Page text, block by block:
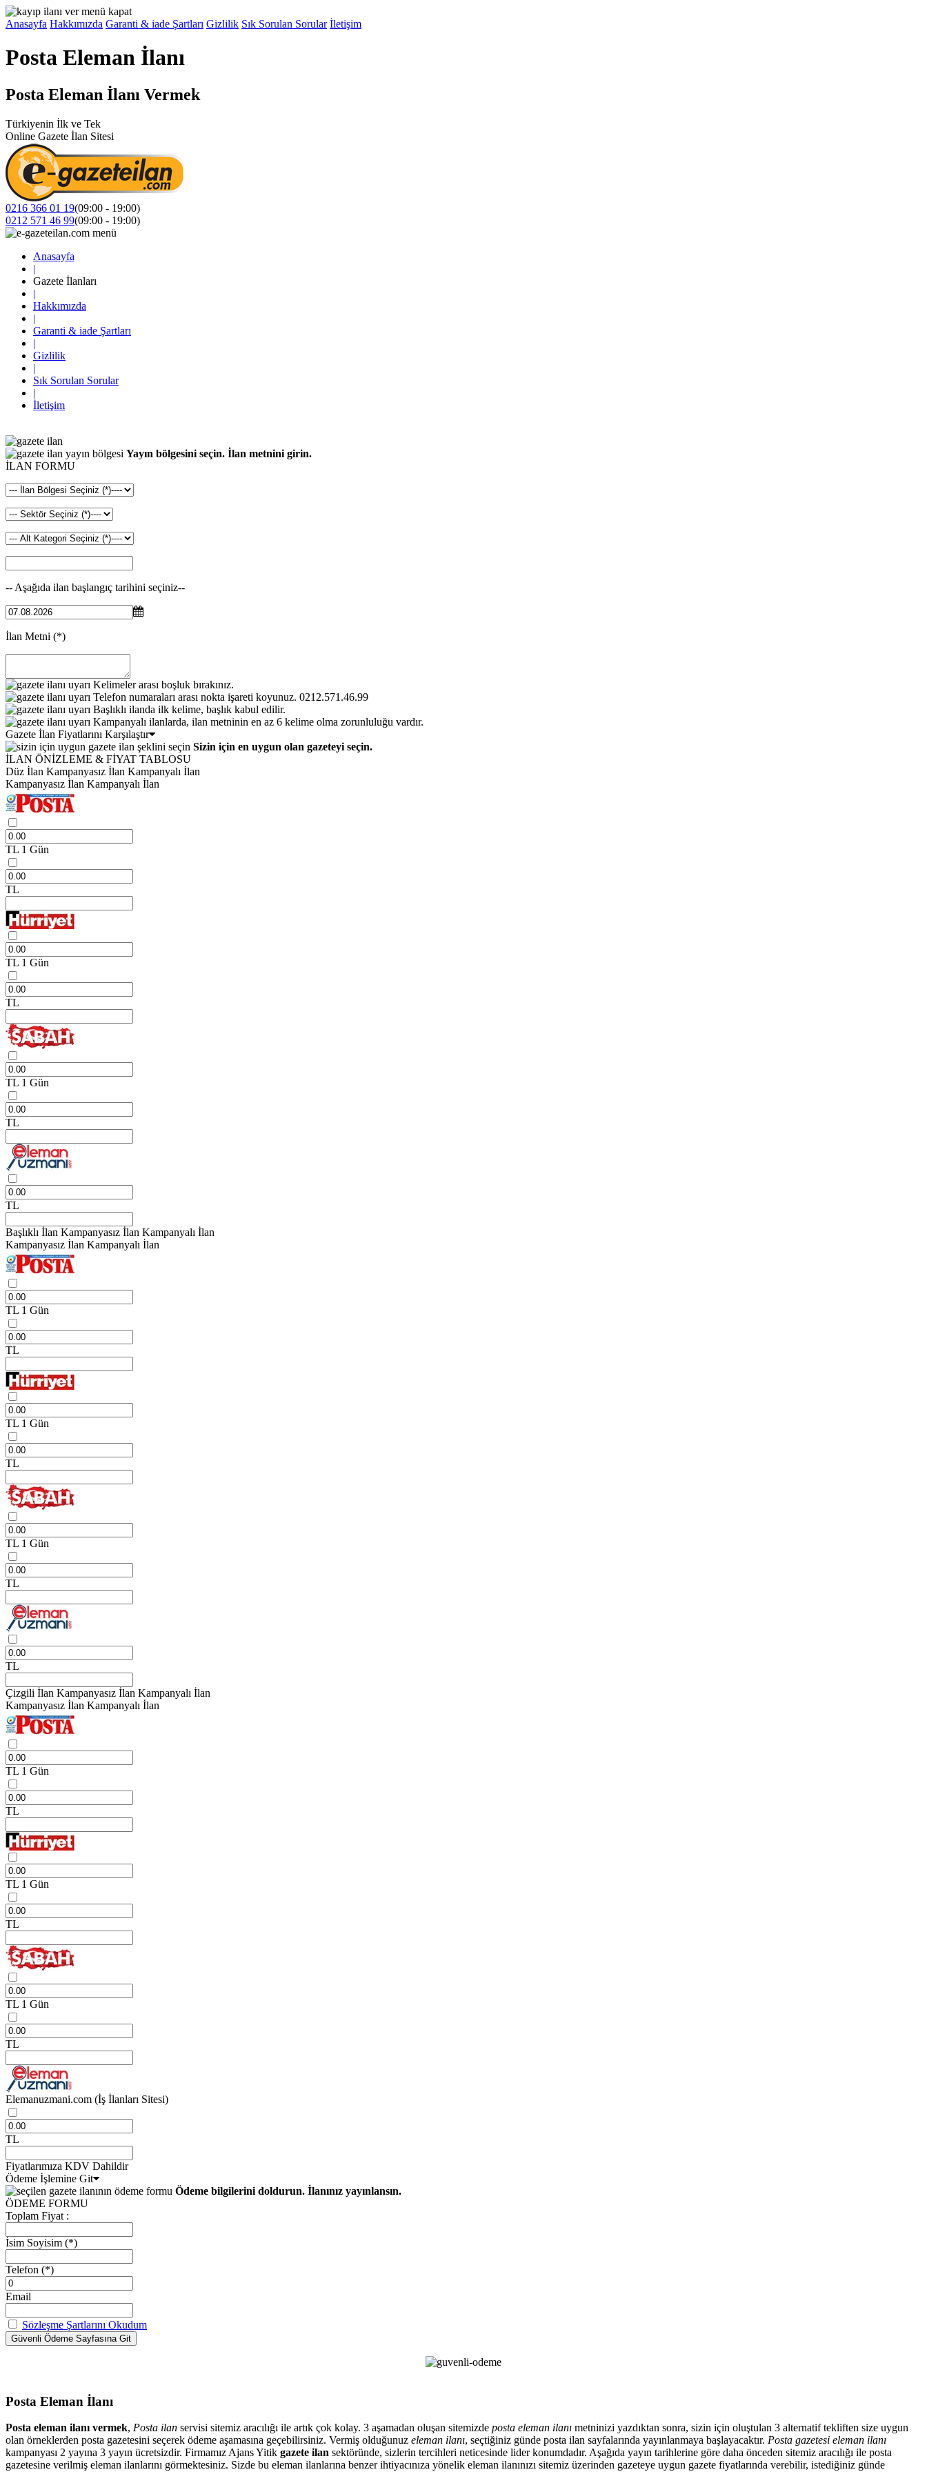
Anasayfa Hakkımızda Garanti & iade Şartları Gizlilik Sık Sorulan Sorular İletişim
Posta Eleman İlanı
Posta Eleman İlanı Vermek
Türkiyenin İlk ve Tek
Online Gazete İlan Sitesi
0216 366 01 19(09:00 - 19:00)
0212 571 46 99(09:00 - 19:00)
Anasayfa
|
Gazete İlanları
|
Hakkımızda
|
Garanti & iade Şartları
|
Gizlilik
|
Sık Sorulan Sorular
|
İletişim
Yayın bölgesini seçin. İlan metnini girin.
İLAN FORMU
-- Aşağıda ilan başlangıç tarihini seçiniz--
İlan Metni (*)
Kelimeler arası boşluk bırakınız.
Telefon numaraları arası nokta işareti koyunuz. 0212.571.46.99
Başlıklı ilanda ilk kelime, başlık kabul edilir.
Kampanyalı ilanlarda, ilan metninin en az 6 kelime olma zorunluluğu vardır.
Gazete İlan Fiyatlarını Karşılaştır
Sizin için en uygun olan gazeteyi seçin.
İLAN ÖNİZLEME & FİYAT TABLOSU
Düz İlan Kampanyasız İlan Kampanyalı İlan
Kampanyasız İlan Kampanyalı İlan
TL 1 Gün
TL
TL 1 Gün
TL
TL 1 Gün
TL
TL
Başlıklı İlan Kampanyasız İlan Kampanyalı İlan
Kampanyasız İlan Kampanyalı İlan
TL 1 Gün
TL
TL 1 Gün
TL
TL 1 Gün
TL
TL
Çizgili İlan Kampanyasız İlan Kampanyalı İlan
Kampanyasız İlan Kampanyalı İlan
TL 1 Gün
TL
TL 1 Gün
TL
TL 1 Gün
TL
Elemanuzmani.com (İş İlanları Sitesi)
TL
Fiyatlarımıza KDV Dahildir
Ödeme İşlemine Git
Ödeme bilgilerini doldurun. İlanınız yayınlansın.
ÖDEME FORMU
Toplam Fiyat :
İsim Soyisim (*)
Telefon (*)
Email
Sözleşme Şartlarını Okudum
Posta Eleman İlanı
Posta eleman ilanı vermek, Posta ilan servisi sitemiz aracılığı ile artık çok kolay. 3 aşamadan oluşan sitemizde posta eleman ilanı metninizi yazdıktan sonra, sizin için oluştulan 3 alternatif tekliften size uygun
olan örneklerden posta gazetesini seçerek ödeme aşamasına geçebilirsiniz. Vermiş olduğunuz eleman ilanı, seçtiğiniz günde posta ilan sayfalarında yayınlanmaya başlayacaktır. Posta gazetesi eleman ilanı
kampanyası 2 yayına 3 yayın ücretsizdir. Firmamız Ajans Yitik gazete ilan sektöründe, sizlerin tercihleri neticesinde lider konumdadır. Aşağıda yayın tarihlerine göre daha önceden sitemiz aracılığı ile posta
gazetesine verilmiş eleman ilanlarını görmektesiniz. Sizde bu eleman ilanlarına benzer ihtiyacınıza yönelik eleman ilanınızı sitemiz üzerinden gazeteye uygun gazete fiyatlarında verebilir, istediğiniz günde